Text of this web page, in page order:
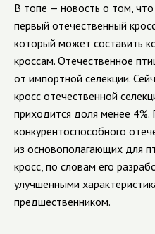
В топе — новость о том, что
первый отечественный
который может составить
кроссам. Отечественное
от импортной селекции.
кросс отечественной
приходится доля менее
конкурентоспособного
из основополагающих для
кросс, по словам его
улучшенными
предшественником.